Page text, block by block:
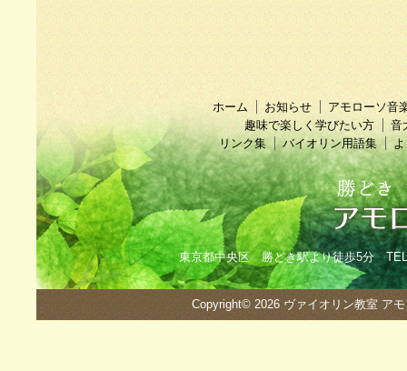
ホーム お知らせ
アモローソ音
趣味で楽しく学びたい方
音
リンク集
バイオリン用語集
東京都中央区 勝どき駅より徒歩5分
Copyright© 2026 ヴァイオリン教室 ア